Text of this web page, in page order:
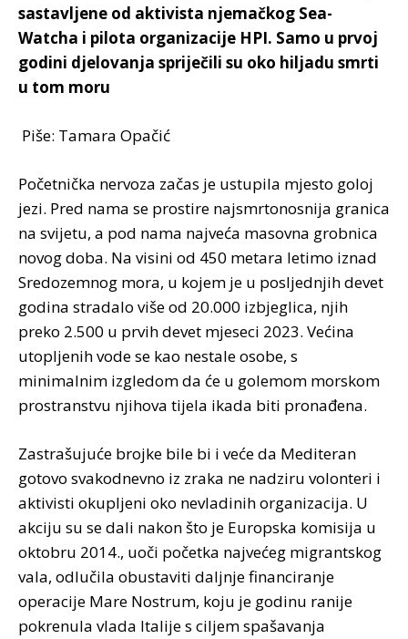
sastavljene od aktivista njemačkog Sea-
Watcha i pilota organizacije HPI. Samo u prvoj
godini djelovanja spriječili su oko hiljadu smrti
u tom moru
Piše: Tamara Opačić
Početnička nervoza začas je ustupila mjesto goloj
jezi. Pred nama se prostire najsmrtonosnija granica
na svijetu, a pod nama najveća masovna grobnica
novog doba. Na visini od 450 metara letimo iznad
Sredozemnog mora, u kojem je u posljednjih devet
godina stradalo više od 20.000 izbjeglica, njih
preko 2.500 u prvih devet mjeseci 2023. Većina
utopljenih vode se kao nestale osobe, s
minimalnim izgledom da će u golemom morskom
prostranstvu njihova tijela ikada biti pronađena.
Zastrašujuće brojke bile bi i veće da Mediteran
gotovo svakodnevno iz zraka ne nadziru volonteri i
aktivisti okupljeni oko nevladinih organizacija. U
akciju su se dali nakon što je Europska komisija u
oktobru 2014., uoči početka najvećeg migrantskog
vala, odlučila obustaviti daljnje financiranje
operacije Mare Nostrum, koju je godinu ranije
pokrenula vlada Italije s ciljem spašavanja